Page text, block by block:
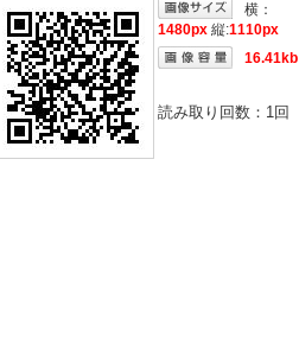
横：
1480px 縦:1110px
16.41kb
読み取り回数： 1回